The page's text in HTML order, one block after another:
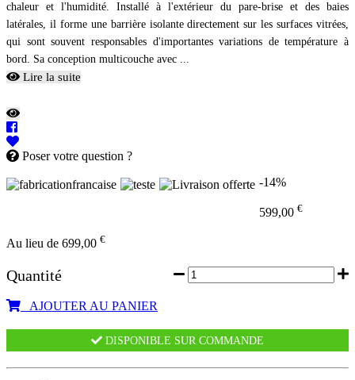
chaleur et l'humidité. Installé à l'extérieur du pare-brise et des baies
latérales, il forme une barrière isolante directement sur les surfaces vitrées,
qui sont souvent responsables d'importantes variations de température à
bord. Sa conception multicouche avec ...
Lire la suite
Poser votre question ?
-14%
599,00 €
Au lieu de 699,00 €
Quantité
AJOUTER AU PANIER
DISPONIBLE SUR COMMANDE